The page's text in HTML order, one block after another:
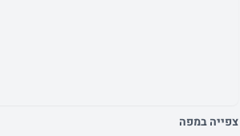
צפייה במפה